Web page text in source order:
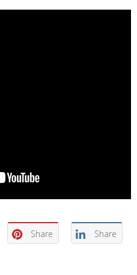
Share Share